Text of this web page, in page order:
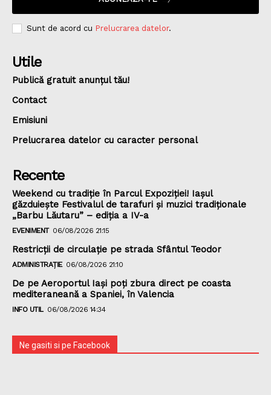
Sunt de acord cu Prelucrarea datelor.
Utile
Publică gratuit anunțul tău!
Contact
Emisiuni
Prelucrarea datelor cu caracter personal
Recente
Weekend cu tradiție în Parcul Expoziției! Iașul
găzduiește Festivalul de tarafuri și muzici tradiționale
„Barbu Lăutaru” – ediția a IV-a
EVENIMENT 06/08/2026 21:15
Restricții de circulație pe strada Sfântul Teodor
ADMINISTRAȚIE 06/08/2026 21:10
De pe Aeroportul Iași poți zbura direct pe coasta
mediteraneană a Spaniei, în Valencia
INFO UTIL 06/08/2026 14:34
Ne gasiti si pe Facebook